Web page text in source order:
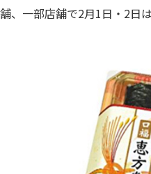
、一部店舗で2月1日・2日